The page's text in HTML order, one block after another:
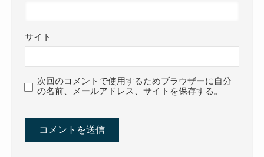
サイト
次回のコメントで使用するためブラウザーに自分
の名前、メールアドレス、サイトを保存する。